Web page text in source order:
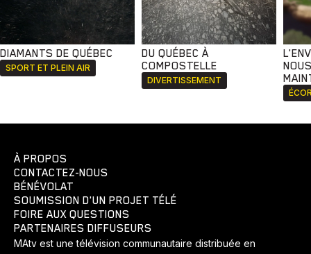
DIAMANTS DE QUÉBEC
SPORT ET PLEIN AIR
DU QUÉBEC À
COMPOSTELLE
DIVERTISSEMENT
À PROPOS
CONTACTEZ-NOUS
BÉNÉVOLAT
SOUMISSION D'UN PROJET TÉLÉ
FOIRE AUX QUESTIONS
PARTENAIRES DIFFUSEURS
MAtv est une télévision communautaire distribuée en